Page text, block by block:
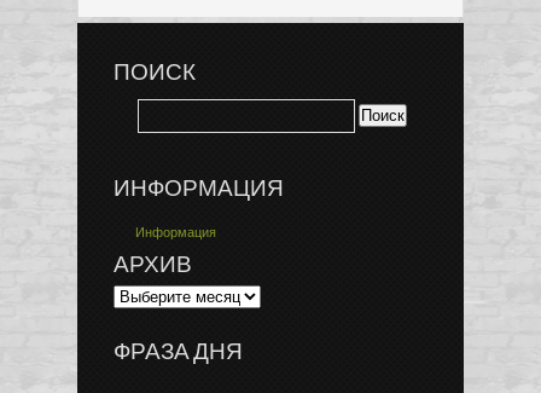
ПОИСК
ИНФОРМАЦИЯ
Информация
АРХИВ
ФРАЗА ДНЯ